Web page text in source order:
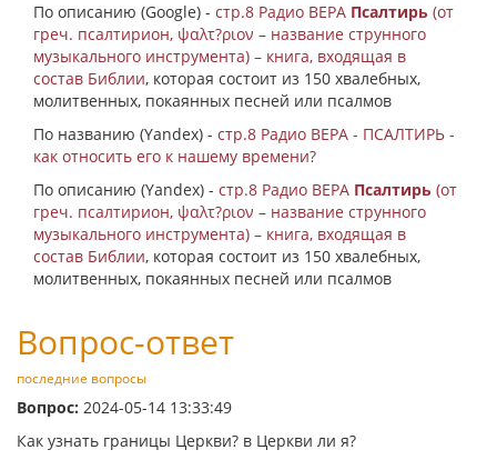
По описанию (Google) - стр.8 Радио ВЕРА Псалтирь (от
греч. псалтирион, ψαλτ?ριον – название струнного
музыкального инструмента) – книга, входящая в
состав Библии, которая состоит из 150 хвалебных,
молитвенных, покаянных песней или псалмов
По названию (Yandex) - стр.8 Радио ВЕРА - ПСАЛТИРЬ -
как относить его к нашему времени?
По описанию (Yandex) - стр.8 Радио ВЕРА Псалтирь (от
греч. псалтирион, ψαλτ?ριον – название струнного
музыкального инструмента) – книга, входящая в
состав Библии, которая состоит из 150 хвалебных,
молитвенных, покаянных песней или псалмов
Вопрос-ответ
последние вопросы
Вопрос: 2024-05-14 13:33:49
Как узнать границы Церкви? в Церкви ли я?